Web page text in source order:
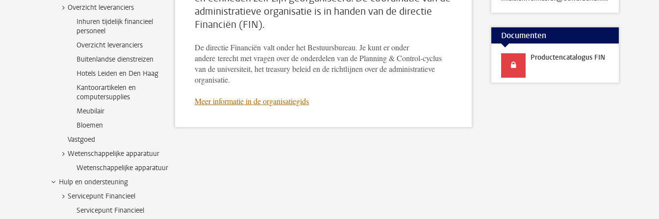
Overzicht leveranciers
Inhuren tijdelijk financieel
personeel
Overzicht leveranciers
Buitenlandse dienstreizen
Hotels Leiden en Den Haag
Kantoorartikelen en
computersupplies
Meubilair
Bloemen
Vastgoed
Wetenschappelijke apparatuur
Wetenschappelijke apparatuur
Hulp en ondersteuning
Servicepunt Financieel
Servicepunt Financieel
administratieve organisatie is in handen van de directie
Financiën (FIN).
De directie Financiën valt onder het Bestuursbureau. Je kunt er onder
andere terecht met vragen over de onderdelen van de Planning & Control-cyclus
van de universiteit, het treasury beleid en de richtlijnen over de administratieve
organisatie.
Meer informatie in de organisatiegids
Documenten
Productencatalogus FIN